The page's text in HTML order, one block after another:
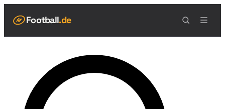
Football.de
Live Scores